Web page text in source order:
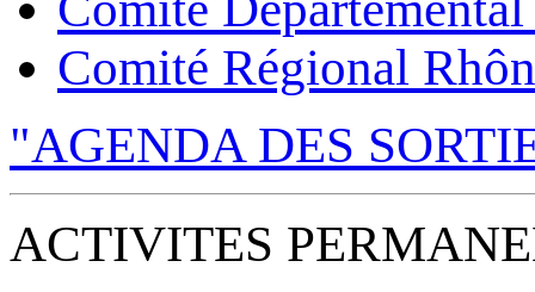
Comité Régional
"AGENDA DES
ACTIVITES